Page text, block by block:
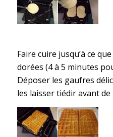
Faire cuire jusqu’à ce
dorées (4 à 5 minutes
Déposer les gaufres
les laisser tiédir avant